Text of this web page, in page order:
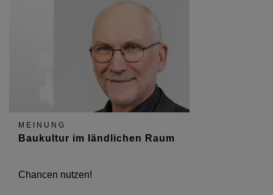
MEINUNG
Baukultur im ländlichen Raum
Chancen nutzen!